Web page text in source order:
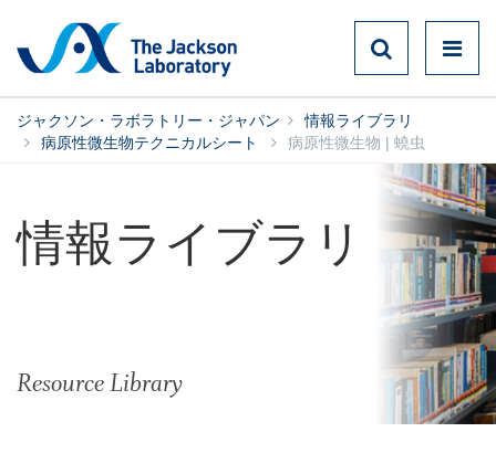
ジャクソン・ラボラトリー・ジャパン
情報ライブラリ
病原性微生物テクニカルシート
病原性微生物 | 蟯虫
情報ライブラリ
Resource Library